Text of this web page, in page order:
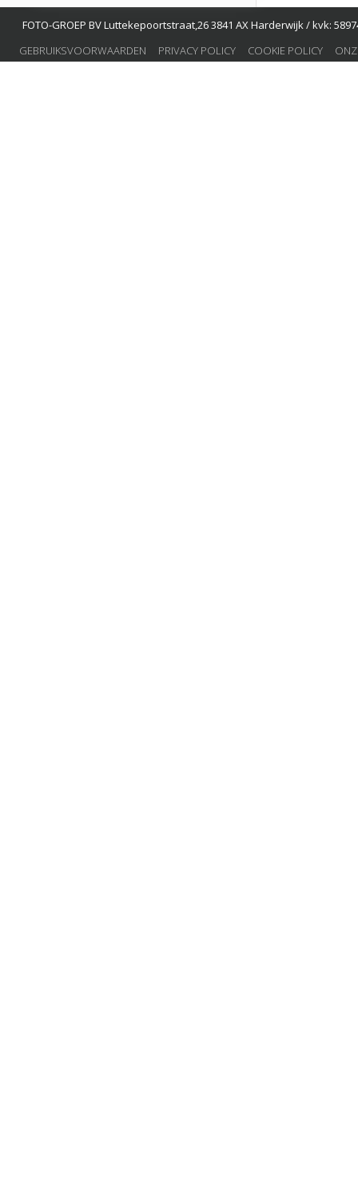
FOTO-GROEP BV Luttekepoortstraat,26 3841 AX Harderwijk / kvk:
GEBRUIKSVOORWAARDEN
PRIVACY POLICY COOKIE POLICY